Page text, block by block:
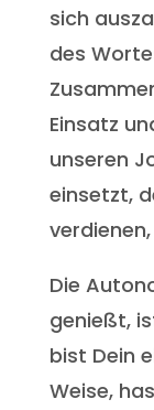
sich
des
Einsatz
unseren
einsetzt,
Die
genießt,
bist Dein
Weise,